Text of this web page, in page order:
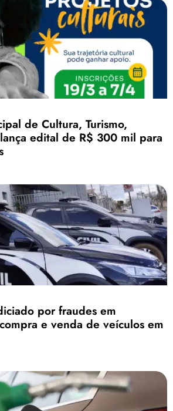
de Cultura, Turismo,
edital de R$ 300 mil para
por fraudes em
e venda de veículos em